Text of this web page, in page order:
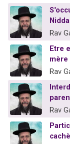
Nidda
Rav
Etre
mère
Rav
Rav